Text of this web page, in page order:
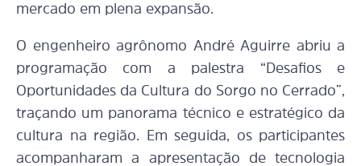
mercado em plena expansão.
O engenheiro agrônomo André Aguirre abriu a
programação com a palestra “Desafios e
Oportunidades da Cultura do Sorgo no Cerrado”,
traçando um panorama técnico e estratégico da
cultura na região. Em seguida, os participantes
acompanharam a apresentação de tecnologia